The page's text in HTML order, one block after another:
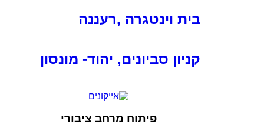
בית וינטגרה ,רעננה
קניון סביונים, יהוד- מונסון
פיתוח מרחב ציבורי